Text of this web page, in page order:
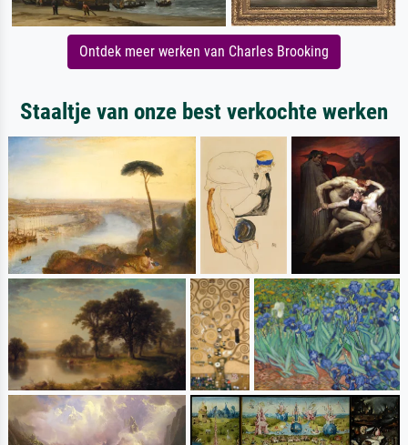
Ontdek meer werken van Charles Brooking
Staaltje van onze best verkochte werken